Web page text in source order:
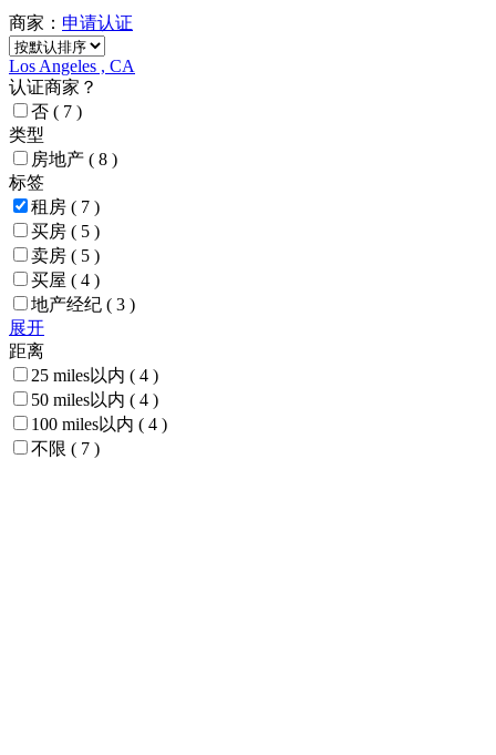
商家： 申请认证
Los Angeles , CA
认证商家？
否 ( 7 )
类型
房地产 ( 8 )
标签
租房 ( 7 )
买房 ( 5 )
卖房 ( 5 )
买屋 ( 4 )
地产经纪 ( 3 )
展开
距离
25 miles以内 ( 4 )
50 miles以内 ( 4 )
100 miles以内 ( 4 )
不限 ( 7 )